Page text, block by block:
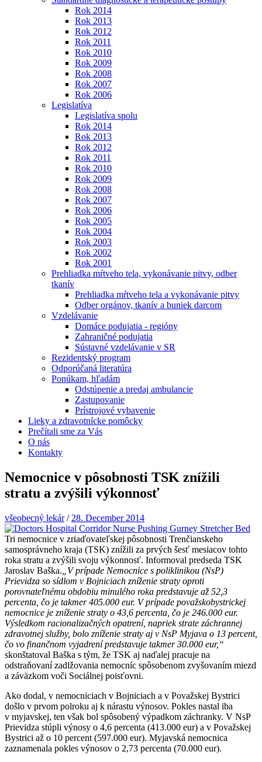
Rok 2014
Rok 2013
Rok 2012
Rok 2011
Rok 2010
Rok 2009
Rok 2008
Rok 2007
Rok 2006
Legislatíva
Legislatíva spolu
Rok 2014
Rok 2013
Rok 2012
Rok 2011
Rok 2010
Rok 2009
Rok 2008
Rok 2007
Rok 2006
Rok 2005
Rok 2004
Rok 2003
Rok 2002
Rok 2001
Prehliadka mŕtveho tela, vykonávanie pitvy, odber
tkanív
Prehliadka mŕtveho tela a vykonávanie pitvy
Odber orgánov, tkanív a buniek darcom
Vzdelávanie
Domáce podujatia - regióny
Zahraničné podujatia
Sústavné vzdelávanie v SR
Rezidentský program
Odporúčaná literatúra
Ponúkam, hľadám
Odstúpenie a predaj ambulancie
Zastupovanie
Prístrojové vybavenie
Lieky a zdravotnícke pomôcky
Prečítali sme za Vás
O nás
Kontakty
Nemocnice v pôsobnosti TSK znížili
stratu a zvýšili výkonnosť
všeobecný lekár/ 28. December 2014
Tri nemocnice v zriaďovateľskej pôsobnosti Trenčianskeho
samosprávneho kraja (TSK) znížili za prvých šesť mesiacov tohto
roka stratu a zvýšili svoju výkonnosť. Informoval predseda TSK
Jaroslav Baška. „V prípade Nemocnice s poliklinikou (NsP)
Prievidza so sídlom v Bojniciach zníženie straty oproti
porovnateľnému obdobiu minulého roka predstavuje až 52,3
percenta, čo je takmer 405.000 eur. V prípade považskobystrickej
nemocnice je zníženie straty o 43,6 percenta, čo je 246.000 eur.
Výsledkom racionalizačných opatrení, napriek strate záchrannej
zdravotnej služby, bolo zníženie straty aj v NsP Myjava o 13 percent,
čo vo finančnom vyjadrení predstavuje takmer 30.000 eur,“
skonštatoval Baška s tým, že TSK aj naďalej pracuje na
odstraňovaní zadlžovania nemocníc spôsobenom zvyšovaním miezd
a záväzkom voči Sociálnej poisťovni.
Ako dodal, v nemocniciach v Bojniciach a v Považskej Bystrici
došlo v prvom polroku aj k nárastu výnosov. Pokles nastal iba
v myjavskej, ten však bol spôsobený výpadkom záchranky. V NsP
Prievidza stúpli výnosy o 4,6 percenta (413.000 eur) a v Považskej
Bystrici až o 10 percent (597.000 eur). Myjavská nemocnica
zaznamenala pokles výnosov o 2,73 percenta (70.000 eur).